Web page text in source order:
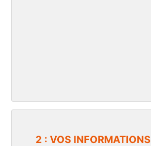
2 : VOS INFORMATIONS